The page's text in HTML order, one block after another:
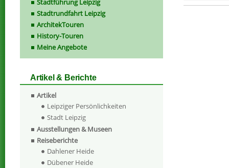
Stadtrundfahrt Leipzig
ArchitekTouren
History-Touren
Meine Angebote
Artikel & Berichte
Artikel
Leipziger Persönlichkeiten
Stadt Leipzig
Ausstellungen & Museen
Reiseberichte
Dahlener Heide
Dübener Heide